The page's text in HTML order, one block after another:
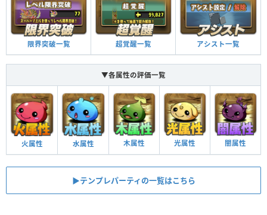
限界突破一覧 超覚醒一覧 アシスト一覧
▼各属性の評価一覧
火属性 水属性 木属性 光属性 闇属性
▶︎テンプレパーティの一覧はこちら